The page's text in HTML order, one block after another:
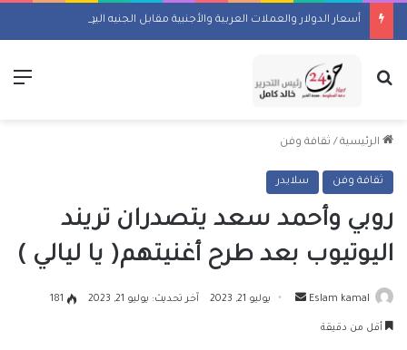
بحث عن
الرئيسية / ثقافة وفن
ثقافة وفن سلايدر
روبي وأحمد سعد يتصدران تريند
اليوتيوب بعد طرح أغنيتهم( يا ليالي )
Eslam kamal
أرسل يوليو 21, 2023 آخر تحديث: يوليو 21, 2023 181
أقل من دقيقة